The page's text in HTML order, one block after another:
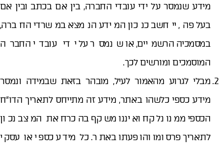
מידע שנמסר על ידי עובדי החברה, בין אם בכתב ובין אם
בעל פה, ייחשב כנכון המידע הנמצא במשרדי החברה,
במסמכיה הרשמיים, או שנמסר על ידי עובדי החברה
המוסמכים ומורשים לכך.
מבלי לגרוע מהאמור לעיל, מובהר בזאת שבמידה ונמסר
מידע כספי כלשהו באתר, מידע זה מתייחס לתאריך הדו"ח
הכספי ממנו נלקח ואיננו משקף בהכרח את המצב נכון
לתאריך פרסומו והופעתו באתר. כל מידע כספי או עסקי